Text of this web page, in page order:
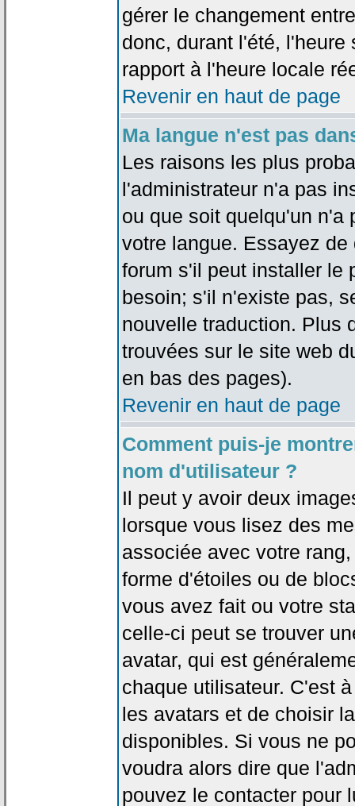
gérer le changement
donc, durant l'été, l'heure
rapport à l'heure locale
Revenir en haut de page
Ma langue n'est pas
Les raisons les plus
l'administrateur n'a pas
ou que soit quelqu'un n'a
votre langue. Essayez
forum s'il peut installer le
besoin; s'il n'existe pas,
nouvelle traduction. Plus
trouvées sur le site web
en bas des pages).
Revenir en haut de page
Comment puis-je
nom d'utilisateur ?
Il peut y avoir deux
lorsque vous lisez des
associée avec votre
forme d'étoiles ou de
vous avez fait ou votre
celle-ci peut se trouver
avatar, qui est
chaque utilisateur. C'est
les avatars et de choisir
disponibles. Si vous ne
voudra alors dire que
pouvez le contacter pour